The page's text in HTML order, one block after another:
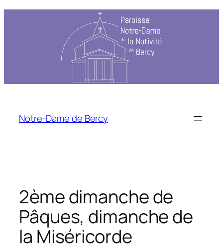
Notre-Dame de Bercy
2ème dimanche de
Pâques, dimanche de
la Miséricorde